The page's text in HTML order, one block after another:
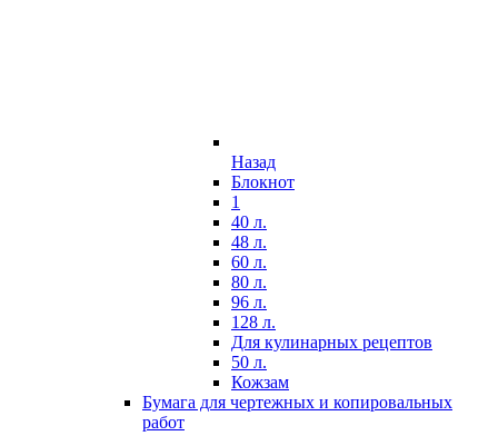
Назад
Блокнот
1
40 л.
48 л.
60 л.
80 л.
96 л.
128 л.
Для кулинарных рецептов
50 л.
Кожзам
Бумага для чертежных и копировальных
работ